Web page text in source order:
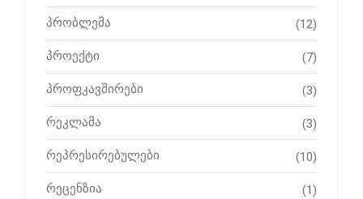
პრობლემა (12)
პროექტი (7)
პროფკავშირები (3)
რეკლამა (3)
რეპრესირებულები (10)
რეცენზია (1)